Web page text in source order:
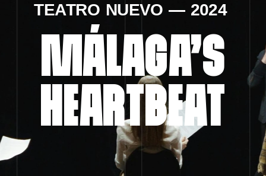
TEATRO NUEVO — 2024
MÁLAGA’S
HEARTBEAT